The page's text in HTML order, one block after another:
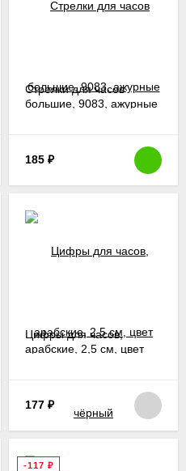
Стрелки для часов
большие, 9083, ажурные
185 ₽
Цифры для часов,
арабские, 2,5 см, цвет
177 ₽
-117 ₽